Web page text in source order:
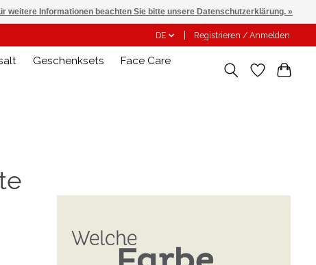
DE Registrieren / Anmelden
Geschenksets
Face Care
weitere Informationen beachten Sie bitte unsere Datenschutzerklärung. »